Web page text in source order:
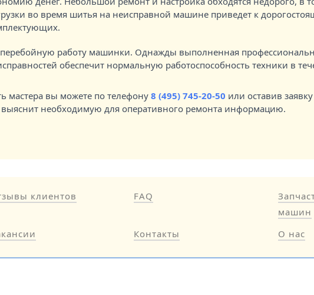
во время шитья на неисправной машине приведет к
работу машинки. Однажды выполненная
обеспечит нормальную работоспособность техники в
мастера вы можете по телефону 8 (495) 745-20-50 или оставив
необходимую для оперативного ремонта информацию.
клиентов FAQ
машин
Контакты О нас